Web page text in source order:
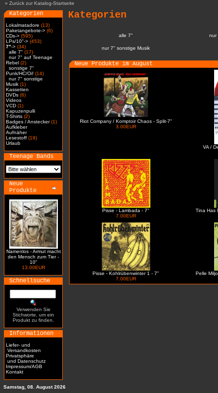
» Zurück zur Katalog-Startseite
Kategorien
Lokalmatadore (13)
Paketangebote-> (6)
CDs-> (595)
LPs/10"-> (453)
7"-> (34)
alle 7" (17)
nur 7" auf Teenage
Rebel (2)
sonstige 7"
Punk/HC/Oi! (14)
nur 7" sonstige
Musik (1)
Kassetten
DVDs (6)
Videos
VCD (1)
Kapuzenpulli
T-Shirts (2)
Badges / Anstecker(1)
Aufkleber
Aufnäher
Lesestoff (19)
Urlaub
Teenage Bands
Neue
Produkte
Namenlos - Armut macht
den Mensch zum Tier -
10"
13.00EUR
Schnellsuche
Verwenden Sie
Stichworte, um ein
Produkt zu finden.
Informationen
Liefer- und
Versandkosten
Privatsphäre
und Datenschutz
Impressum/AGB
Kontakt
Kategorien
alle 7" nur
nur 7" sonstige Musik
Neue Produkte im August
Riot Company / Komptoir Chaos - Split-7"
3.00EUR
VA /
Pisse - Lambada - 7"
7.00EUR
Tina Has
Pisse - Kohlrübenwinter 1 - 7"
7.00EUR
Pelle
Samstag, 08. August 2026